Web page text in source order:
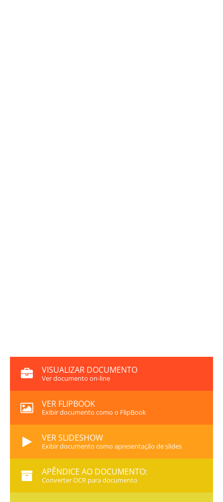
VISUALIZAR DOCUMENTO
Ver documento on-line
VER FLIPBOOK
Exibir documento como o FlipBook
VER SLIDESHOW
Exibir documento como apresentação de slides
APÊNDICE AO DOCUMENTO:
Converter OCR para documento